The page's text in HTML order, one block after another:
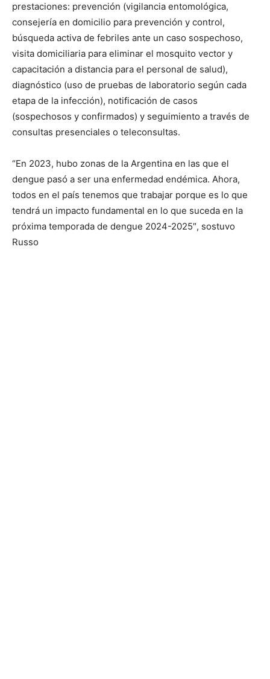
prestaciones: prevención (vigilancia entomológica,
consejería en domicilio para prevención y control,
búsqueda activa de febriles ante un caso sospechoso,
visita domiciliaria para eliminar el mosquito vector y
capacitación a distancia para el personal de salud),
diagnóstico (uso de pruebas de laboratorio según cada
etapa de la infección), notificación de casos
(sospechosos y confirmados) y seguimiento a través de
consultas presenciales o teleconsultas.
“En 2023, hubo zonas de la Argentina en las que el
dengue pasó a ser una enfermedad endémica. Ahora,
todos en el país tenemos que trabajar porque es lo que
tendrá un impacto fundamental en lo que suceda en la
próxima temporada de dengue 2024-2025″, sostuvo
Russo